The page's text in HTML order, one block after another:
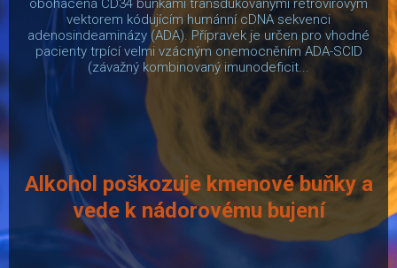
obohacená CD34 buňkami transdukovanými retrovirovým
vektorem kódujícím humánní cDNA sekvenci
adenosindeaminázy (ADA). Přípravek je určen pro vhodné
pacienty trpící velmi vzácným onemocněním ADA-SCID
(závažný kombinovaný imunodeficit...
Alkohol poškozuje kmenové buňky a
vede k nádorovému bujení